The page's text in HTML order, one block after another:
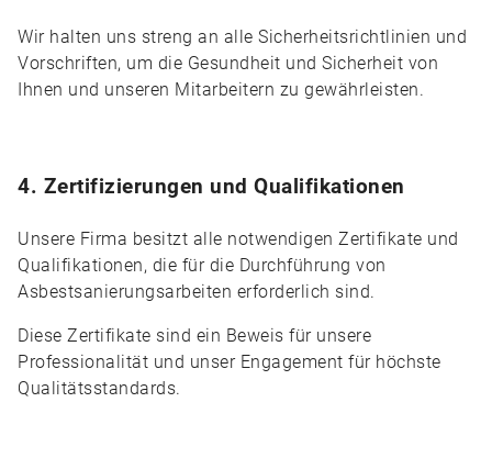
Wir halten uns streng an alle Sicherheitsrichtlinien und
Vorschriften, um die Gesundheit und Sicherheit von
Ihnen und unseren Mitarbeitern zu gewährleisten.
4. Zertifizierungen und Qualifikationen
Unsere Firma besitzt alle notwendigen Zertifikate und
Qualifikationen, die für die Durchführung von
Asbestsanierungsarbeiten erforderlich sind.
Diese Zertifikate sind ein Beweis für unsere
Professionalität und unser Engagement für höchste
Qualitätsstandards.